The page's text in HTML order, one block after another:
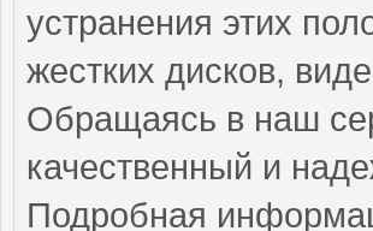
устранения этих
жестких дисков,
Обращаясь в наш
качественный и
Подробная